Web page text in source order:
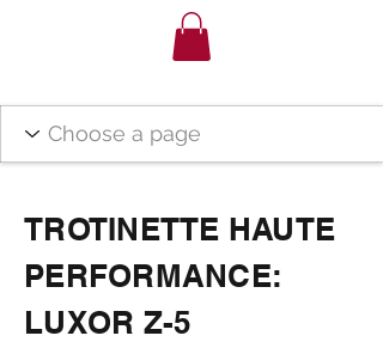
TROTINETTE HAUTE
PERFORMANCE:
LUXOR Z-5